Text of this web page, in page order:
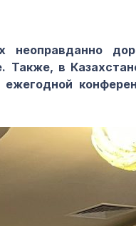
Также, в